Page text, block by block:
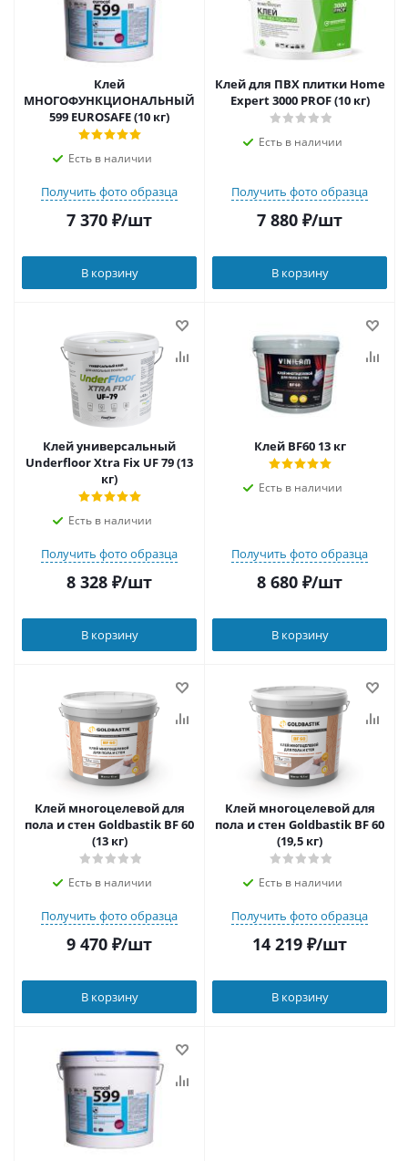
Клей
МНОГОФУНКЦИОНАЛЬНЫЙ
599 EUROSAFE (10 кг)
Есть в наличии
Получить фото образца
7 370 ₽/шт
В корзину
Клей для ПВХ плитки Home
Expert 3000 PROF (10 кг)
Есть в наличии
Получить фото образца
7 880 ₽/шт
В корзину
Клей универсальный
Underfloor Xtra Fix UF 79 (13
кг)
Есть в наличии
Получить фото образца
8 328 ₽/шт
В корзину
Клей BF60 13 кг
Есть в наличии
Получить фото образца
8 680 ₽/шт
В корзину
Клей многоцелевой для
пола и стен Goldbastik BF 60
(13 кг)
Есть в наличии
Получить фото образца
9 470 ₽/шт
В корзину
Клей многоцелевой для
пола и стен Goldbastik BF 60
(19,5 кг)
Есть в наличии
Получить фото образца
14 219 ₽/шт
В корзину